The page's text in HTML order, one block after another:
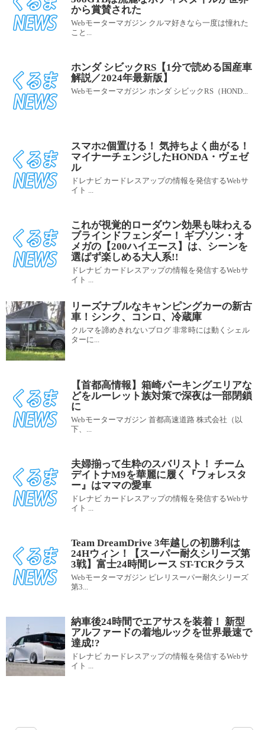
から賞賛された
Webモーターマガジン クルマ好きなら一度は憧れた
こと...
ホンダ シビックRS【1分で読める国産車
解説／2024年最新版】
Webモーターマガジン ホンダ シビックRS（HOND...
スマホ2個置ける！ 気持ちよく曲がる！
マイナーチェンジしたHONDA・ヴェゼ
ル
ドレナビ カードレスアップの情報を発信するWebサ
イト ...
これが視覚的ローダウン効果も味わえる
ブラインドフェンダー！ ギブソン・オ
メガの【200ハイエース】は、シーンを
選ばず楽しめる大人系!!
ドレナビ カードレスアップの情報を発信するWebサ
イト ...
リーズナブルなキャンピングカーの新古
車！シンク、コンロ、冷蔵庫
クルマを諦めきれないブログ 非常時には動くシェル
ターに...
【首都高情報】箱崎パーキングエリアな
どをルーレット族対策で深夜は一部閉鎖
に
Webモーターマガジン 首都高速道路 株式会社（以
下、...
夫婦揃って生粋のスバリスト！ チーム
デイトナM9を華麗に履く『フォレスタ
ー』はママの愛車
ドレナビ カードレスアップの情報を発信するWebサ
イト ...
Team DreamDrive 3年越しの初勝利は
24Hウィン！【スーパー耐久シリーズ第
3戦】富士24時間レース ST-TCRクラス
Webモーターマガジン ピレリスーパー耐久シリーズ
第3...
納車後24時間でエアサスを装着！ 新型
アルファードの着地ルックを世界最速で
達成!?
ドレナビ カードレスアップの情報を発信するWebサ
イト ...